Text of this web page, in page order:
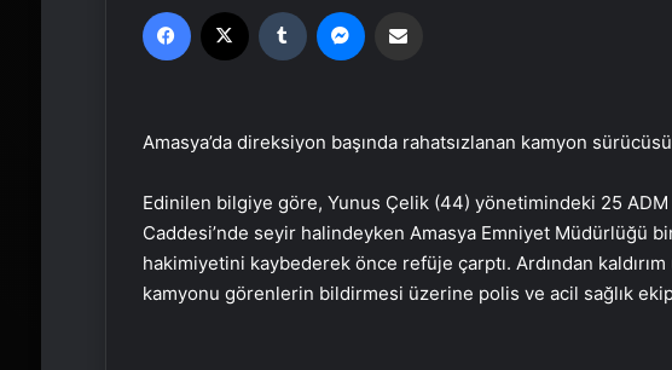
Facebook Tumblr
Amasya’da direksiyon başında rahatsızlanan kamyon sürücüsü
Edinilen bilgiye göre, Yunus Çelik (44) yönetimindeki 25
Caddesi’nde seyir halindeyken Amasya Emniyet Müdürlüğü
hakimiyetini kaybederek önce refüje çarptı. Ardından
kamyonu görenlerin bildirmesi üzerine polis ve acil sağlık